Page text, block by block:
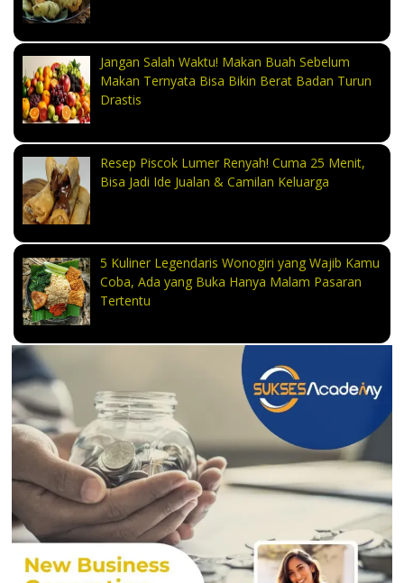
Jangan Salah Waktu! Makan Buah Sebelum
Makan Ternyata Bisa Bikin Berat Badan Turun
Drastis
Resep Piscok Lumer Renyah! Cuma 25 Menit,
Bisa Jadi Ide Jualan & Camilan Keluarga
5 Kuliner Legendaris Wonogiri yang Wajib Kamu
Coba, Ada yang Buka Hanya Malam Pasaran
Tertentu